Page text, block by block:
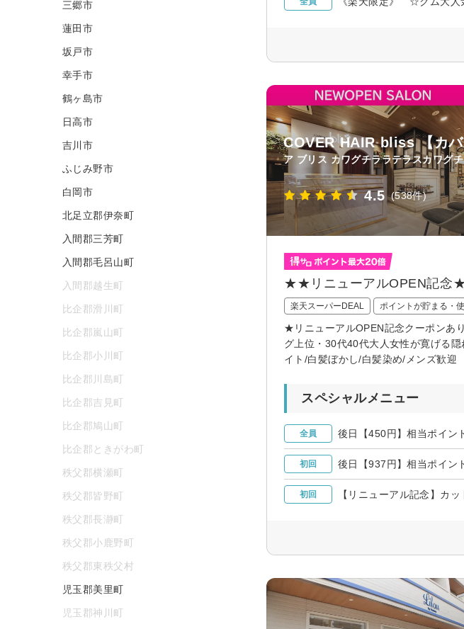
COVER HAIR bliss 【カ
ア ブリス カワグチララテラスカワグ
4.5 (538件)
★★リニューアルOPEN記念
楽天スーパーDEAL ポイントが貯まる・
★リニューアルOPEN記念クーポンあ
グ上位・30代40代大人女性が寛げる
イト/白髪ぼかし/白髪染め/メンズ歓迎
スペシャルメニュー
全員
初回
初回 【リニューアル記念】カ
三郷市
蓮田市
坂戸市
幸手市
鶴ヶ島市
日高市
吉川市
ふじみ野市
白岡市
北足立郡伊奈町
入間郡三芳町
入間郡毛呂山町
入間郡越生町
比企郡滑川町
比企郡嵐山町
比企郡小川町
比企郡川島町
比企郡吉見町
比企郡鳩山町
比企郡ときがわ町
秩父郡横瀬町
秩父郡皆野町
秩父郡長瀞町
秩父郡小鹿野町
秩父郡東秩父村
児玉郡美里町
児玉郡神川町